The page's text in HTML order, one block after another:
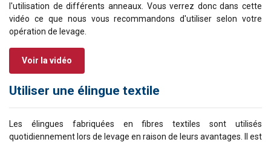
l'utilisation de différents anneaux. Vous verrez donc dans cette
vidéo ce que nous vous recommandons d'utiliser selon votre
opération de levage.
Voir la vidéo
Utiliser une élingue textile
Les élingues fabriquées en fibres textiles sont utilisés
quotidiennement lors de levage en raison de leurs avantages. Il est